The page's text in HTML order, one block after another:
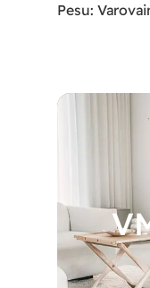
Pesu: